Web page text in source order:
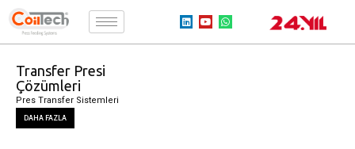
Pres Transfer Sistemleri
Transfer Presi
Çözümleri
DAHA FAZLA